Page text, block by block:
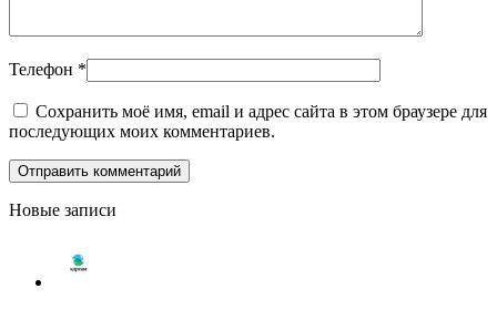
Телефон *
Сохранить моё имя, email и адрес сайта в этом браузере для
последующих моих комментариев.
Новые записи